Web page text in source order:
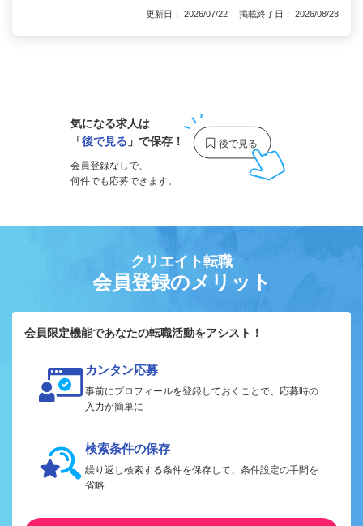
更新日： 2026/07/22 掲載終了日： 2026/08/28
気になる求人は
「後で見る 」で保存！
会員登録なしで、
何件でも応募できます。
クリエイト転職
会員登録のメリット
会員限定機能であなたの転職活動をアシスト！
カンタン応募
事前にプロフィールを登録しておくことで、応募時の
入力が簡単に
検索条件の保存
繰り返し検索する条件を保存して、条件設定の手間を
省略